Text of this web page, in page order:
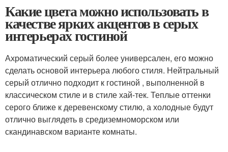
Какие цвета можно использовать в
качестве ярких акцентов в серых
интерьерах гостиной
Ахроматический серый более универсален, его можно
сделать основой интерьера любого стиля. Нейтральный
серый отлично подходит к гостиной , выполненной в
классическом стиле и в стиле хай-тек. Теплые оттенки
серого ближе к деревенскому стилю, а холодные будут
отлично выглядеть в средиземноморском или
скандинавском варианте комнаты.